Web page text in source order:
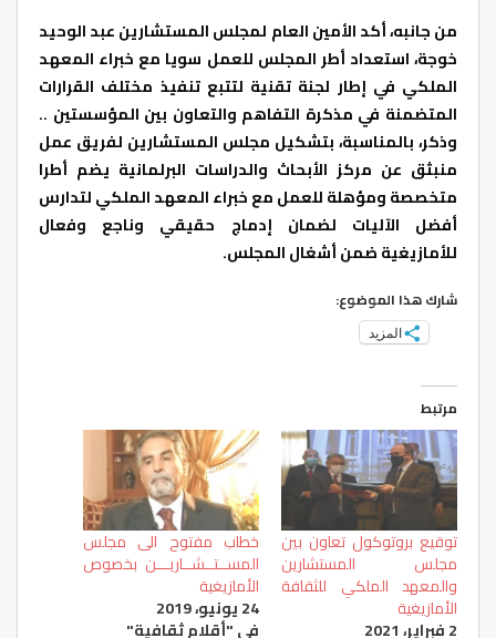
من جانبه، أكد الأمين العام لمجلس المستشارين عبد الوحيد
خوجة، استعداد أطر المجلس للعمل سويا مع خبراء المعهد
الملكي في إطار لجنة تقنية لتتبع تنفيذ مختلف القرارات
المتضمنة في مذكرة التفاهم والتعاون بين المؤسستين ..
وذكر، بالمناسبة، بتشكيل مجلس المستشارين لفريق عمل
منبثق عن مركز الأبحاث والدراسات البرلمانية يضم أطرا
متخصصة ومؤهلة للعمل مع خبراء المعهد الملكي لتدارس
أفضل الآليات لضمان إدماج حقيقي وناجع وفعال
للأمازيغية ضمن أشغال المجلس.
شارك هذا الموضوع:
المزيد
مرتبط
توقيع بروتوكول تعاون بين
مجلس المستشارين
والمعهد الملكي للثقافة
الأمازيغية
2 فبراير، 2021
خطاب مفتوح الى مجلس
المســتــشــاريـــن بخصوص
الأمازيغية
24 يونيو، 2019
في "أقلام ثقافية"